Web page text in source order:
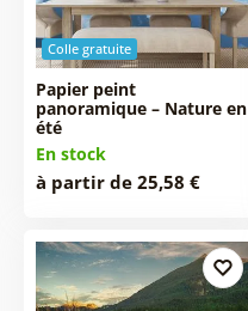
Colle gratuite
Papier peint
panoramique – Nature en
été
En stock
à partir de 25,58 €